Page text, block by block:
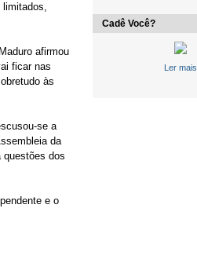
limitados,
afirmou
ficar nas
às
se a
da
questões dos
e o
Cadê Você?
Ler mais